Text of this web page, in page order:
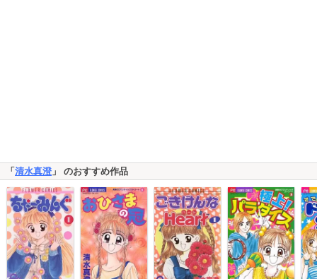
「 清水真澄 」 のおすすめ作品